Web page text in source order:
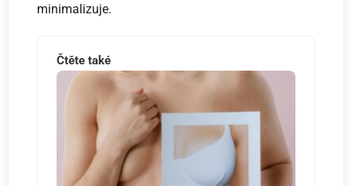
minimalizuje.
Čtěte také